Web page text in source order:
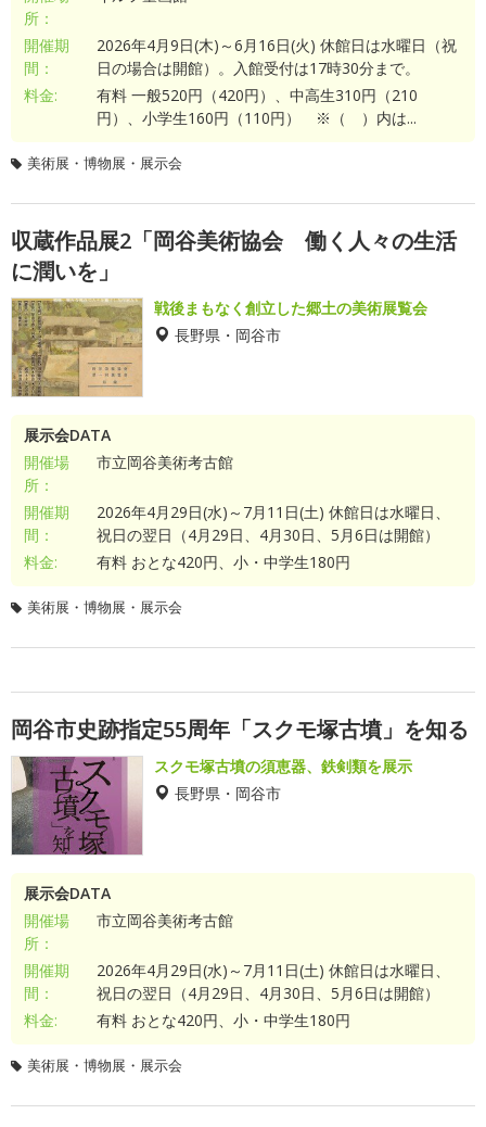
所：
開催期
間：
2026年4月9日(木)～6月16日(火) 休館日は水曜日（祝
日の場合は開館）。入館受付は17時30分まで。
料金:
有料 一般520円（420円）、中高生310円（210
円）、小学生160円（110円） ※（ ）内は...
美術展・博物展・展示会
収蔵作品展2「岡谷美術協会 働く人々の生活
に潤いを」
戦後まもなく創立した郷土の美術展覧会
長野県・岡谷市
展示会DATA
開催場
所：
市立岡谷美術考古館
開催期
間：
2026年4月29日(水)～7月11日(土) 休館日は水曜日、
祝日の翌日（4月29日、4月30日、5月6日は開館）
料金:
有料 おとな420円、小・中学生180円
美術展・博物展・展示会
岡谷市史跡指定55周年「スクモ塚古墳」を知る
スクモ塚古墳の須恵器、鉄剣類を展示
長野県・岡谷市
展示会DATA
開催場
所：
市立岡谷美術考古館
開催期
間：
2026年4月29日(水)～7月11日(土) 休館日は水曜日、
祝日の翌日（4月29日、4月30日、5月6日は開館）
料金:
有料 おとな420円、小・中学生180円
美術展・博物展・展示会